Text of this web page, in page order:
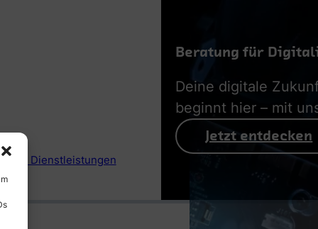
aller Dienstleistungen
Beratung für
Deine digitale
beginnt hier – mit
Jetzt entdecken